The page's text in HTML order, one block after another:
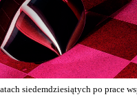
siedemdziesiątych po prace